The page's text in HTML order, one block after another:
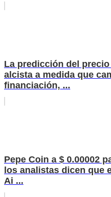
La predicción del
alcista a medida que
financiación, ...
Pepe Coin a $ 0.00002
los analistas dicen que
Ai ...